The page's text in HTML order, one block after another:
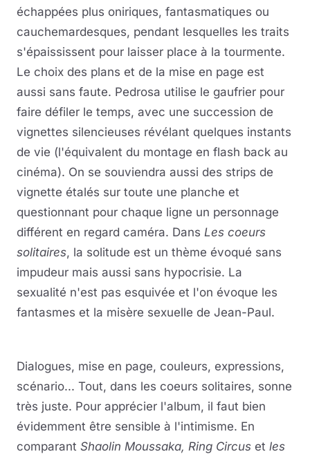
échappées plus oniriques, fantasmatiques ou
cauchemardesques, pendant lesquelles les traits
s'épaississent pour laisser place à la tourmente.
Le choix des plans et de la mise en page est
aussi sans faute. Pedrosa utilise le gaufrier pour
faire défiler le temps, avec une succession de
vignettes silencieuses révélant quelques instants
de vie (l'équivalent du montage en flash back au
cinéma). On se souviendra aussi des strips de
vignette étalés sur toute une planche et
questionnant pour chaque ligne un personnage
différent en regard caméra. Dans Les coeurs
solitaires, la solitude est un thème évoqué sans
impudeur mais aussi sans hypocrisie. La
sexualité n'est pas esquivée et l'on évoque les
fantasmes et la misère sexuelle de Jean-Paul.
Dialogues, mise en page, couleurs, expressions,
scénario... Tout, dans les coeurs solitaires, sonne
très juste. Pour apprécier l'album, il faut bien
évidemment être sensible à l'intimisme. En
comparant Shaolin Moussaka, Ring Circus et les